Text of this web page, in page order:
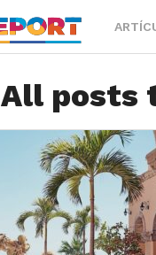
All posts